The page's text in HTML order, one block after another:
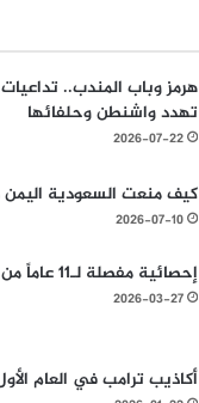
هرمز وباب المندب..
تهدد واشنطن وحلفائها
2026-07-22
كيف منعت السعودية اليمن
2026-07-10
إحصائية مفصلة لـ11 عاماً من العدوان على اليمن
2026-03-27
أكاذيب ترامب في العام